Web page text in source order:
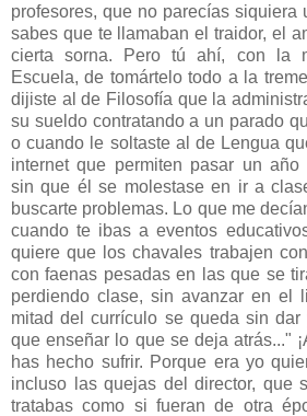
profesores, que no parecías siquiera
sabes que te llamaban el traidor, el
cierta sorna. Pero tú ahí, con la
Escuela, de tomártelo todo a la
dijiste al de Filosofía que la
su sueldo contratando a un parado
o cuando le soltaste al de Lengua
internet que permiten pasar un año
sin que él se molestase en ir a
buscarte problemas. Lo que me
cuando te ibas a eventos
quiere que los chavales trabajen
con faenas pesadas en las que se
perdiendo clase, sin avanzar en el
mitad del currículo se queda sin
que enseñar lo que se deja atrás..."
has hecho sufrir. Porque era yo
incluso las quejas del director, que
tratabas como si fueran de otra